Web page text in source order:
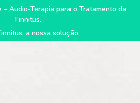
Audio-Terapia para o Tratamento da
Tinnitus.
a nossa solução.